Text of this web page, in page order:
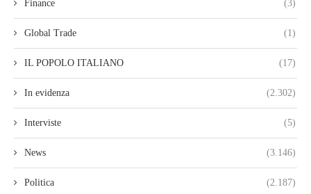
Finance (3)
Global Trade (1)
IL POPOLO ITALIANO (17)
In evidenza (2.302)
Interviste (5)
News (3.146)
Politica (2.187)